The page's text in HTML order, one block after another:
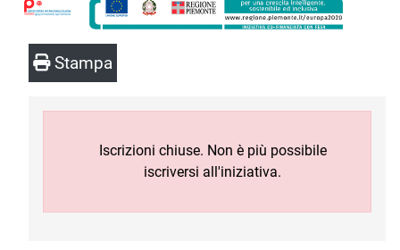
Stampa
Iscrizioni chiuse. Non è più possibile
iscriversi all'iniziativa.